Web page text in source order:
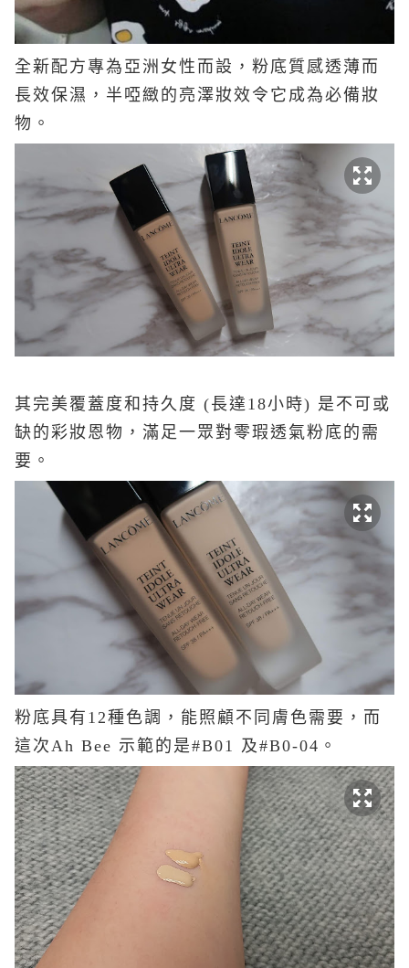
全新配方專為亞洲女性而設，粉底質感透薄而
長效保濕，半啞緻的亮澤妝效令它成為必備妝
物。
其完美覆蓋度和持久度 (長達18小時) 是不可或
缺的彩妝恩物，滿足一眾對零瑕透氣粉底的需
要。
粉底具有 12種色調，能照顧不同膚色需要，而
這次Ah Bee 示範的是#B01 及#B0-04。